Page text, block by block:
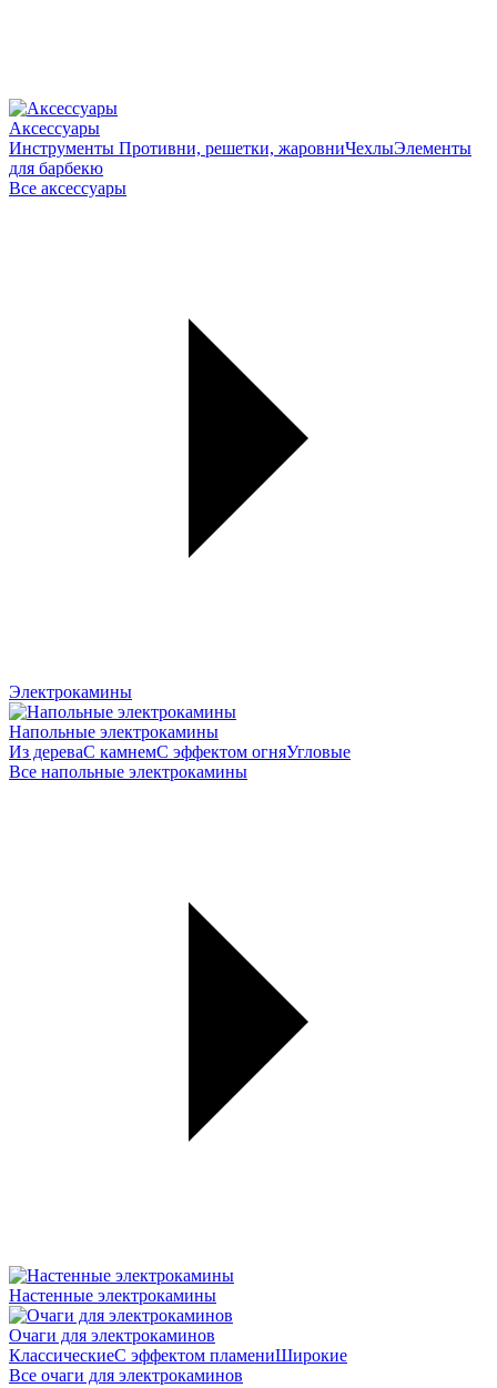
Аксессуары
Инструменты Противни, решетки, жаровниЧехлыЭлементы
для барбекю
Все аксессуары
Электрокамины
Напольные электрокамины
Из дереваС камнемС эффектом огняУгловые
Все напольные электрокамины
Настенные электрокамины
Очаги для электрокаминов
КлассическиеС эффектом пламениШирокие
Все очаги для электрокаминов